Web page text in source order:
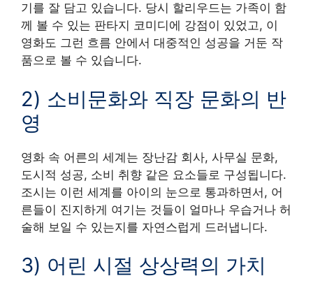
기를 잘 담고 있습니다. 당시 할리우드는 가족이 함
께 볼 수 있는 판타지 코미디에 강점이 있었고, 이
영화도 그런 흐름 안에서 대중적인 성공을 거둔 작
품으로 볼 수 있습니다.
2) 소비문화와 직장 문화의 반
영
영화 속 어른의 세계는 장난감 회사, 사무실 문화,
도시적 성공, 소비 취향 같은 요소들로 구성됩니다.
조시는 이런 세계를 아이의 눈으로 통과하면서, 어
른들이 진지하게 여기는 것들이 얼마나 우습거나 허
술해 보일 수 있는지를 자연스럽게 드러냅니다.
3) 어린 시절 상상력의 가치